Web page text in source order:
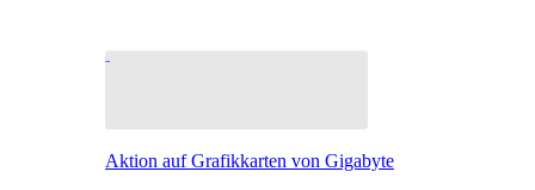
Aktion auf Grafikkarten von Gigabyte